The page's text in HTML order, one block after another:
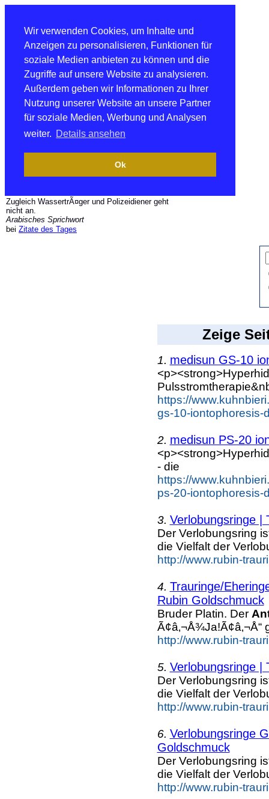
Wir verwenden Cookies, um Inhalte und
Anzeigen zu personalisieren, Funktionen für
soziale Medien anbieten zu können und die
Zugriffe auf unsere Website zu analysieren.
Außerdem geben wir Informationen zu Ihrer
Nutzung unserer Website an unsere Partner
für soziale Medien, Werbung und Analysen
weiter. Details ansehen
Ok
Zugleich WassertrÃ¤ger und Polizeidiener geht
nicht an.
Arabisches Sprichwort
bei Zitate des Tages
Zeige
1. medisun GS-10
https://
gs-10-iontophoresis-
2. medisun PS-20
- die
https://
ps-20-iontophoresis-
3. Verlobungsringe |
Der Verlobungsring
die Vielfalt der
http://www.rubin-
4. Trauringe/
Rubin Goldschmuck
Bruder Platin. Der
Ã¢â‚¬Å¾Ja!Ã¢â‚¬Å“
http://www.rubin-
5. Verlobungsringe |
Der Verlobungsring
die Vielfalt der
http://www.rubin-
6. Verlobungsringe
Goldschmuck
Der Verlobungsring
die Vielfalt der
http://www.rubin-